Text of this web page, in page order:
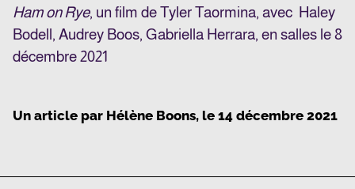
Ham on Rye, un film de Tyler Taormina, avec Haley
Bodell, Audrey Boos, Gabriella Herrara, en salles le 8
décembre 2021
Un article par Hélène Boons, le 14 décembre 2021